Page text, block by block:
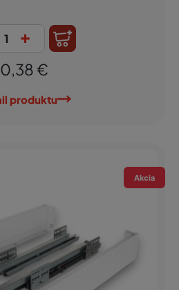
+
0,38 €
produktu
Akcia